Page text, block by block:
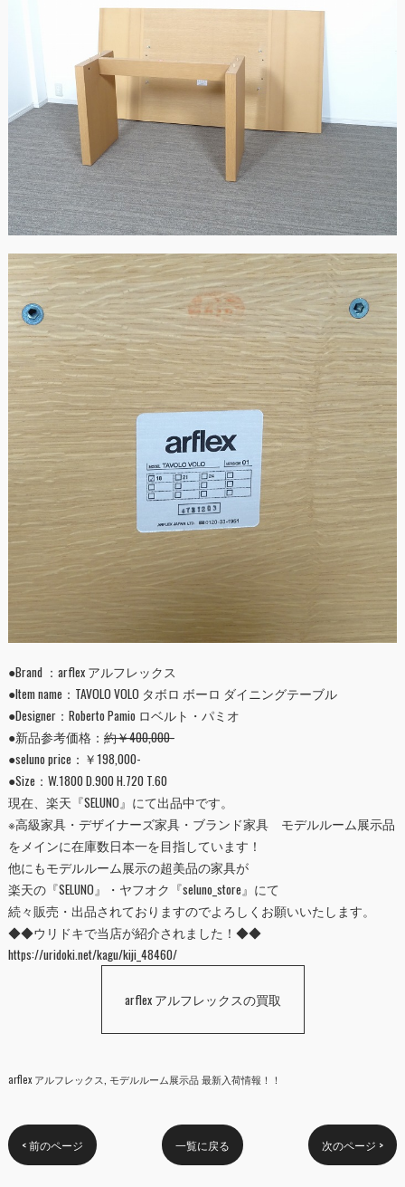
●Brand ：arflex アルフレックス
●Item name：TAVOLO VOLO タボロ ボーロ ダイニングテーブル
●Designer：Roberto Pamio ロベルト・パミオ
●新品参考価格： 約￥400,000-
●seluno price：￥198,000-
●Size：W.1800 D.900 H.720 T.60
現在、楽天『SELUNO』にて出品中です。
※高級家具・デザイナーズ家具・ブランド家具 モデルルーム展示品
をメインに在庫数日本一を目指しています！
他にもモデルルーム展示の超美品の家具が
楽天の『SELUNO』・ヤフオク『seluno_store』にて
続々販売・出品されておりますのでよろしくお願いいたします。
◆◆ウリドキで当店が紹介されました！◆◆
https://uridoki.net/kagu/kiji_48460/
arflex アルフレックスの買取
arflex アルフレックス モデルルーム展示品 最新入荷情報！！
< 前のページ 一覧に戻る 次のページ >